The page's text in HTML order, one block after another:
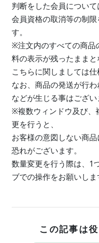
判断をした会員について
会員資格の取消等の制
す。
※注文内のすべての商品
料の表示が残ったままと
こちらに関しましては仕
なお、商品の発送が行
などが生じる事はござい
※複数ウィンドウ及び、
更を行うと、
お客様の意図しない商
恐れがございます。
数量変更を行う際は、1
ブでの操作をお願いしま
この記事は